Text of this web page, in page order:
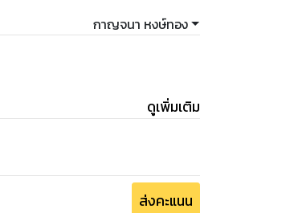
กาญจนา หงษ์ทอง
ดูเพิ่มเติม
ส่งคะแนน